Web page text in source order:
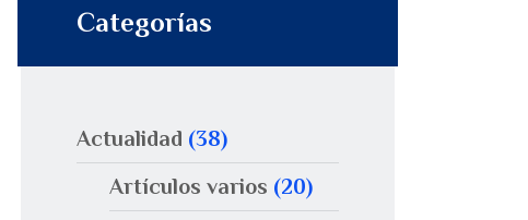
Categorías
Actualidad (38)
Artículos varios (20)